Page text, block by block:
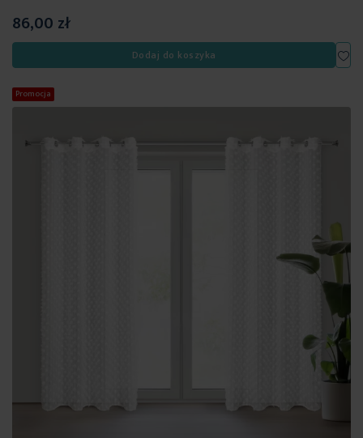
86,00 zł
Dodaj do koszyka
Promocja